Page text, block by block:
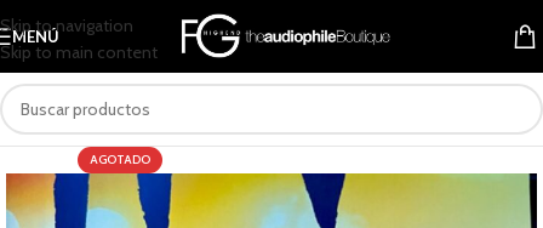
Skip to navigation
Skip to main content
MENÚ
AGOTADO